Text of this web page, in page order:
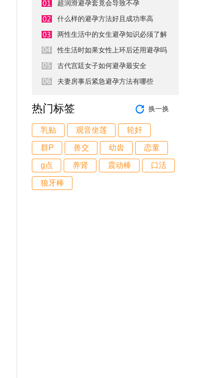
什么，她都看不顺眼，很简
超润滑避孕套竟会导致不孕
什么样的避孕方法好且成功率高
两性生活中的女生避孕知识必须了解
性生活时如果女性上环后还用避孕吗
古代宫廷女子如何避孕最安全
夫妻房事后紧急避孕方法有哪些
换一换
热门标签
乳贴 观音坐莲 轮奸
群P 兽交 幼齿 恋童
g点 养肾 震动棒 口活
狼牙棒